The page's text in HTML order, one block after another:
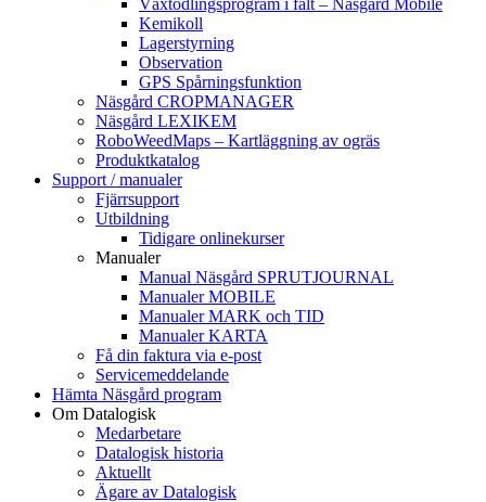
Växtodlingsprogram i fält – Näsgård Mobile
Kemikoll
Lagerstyrning
Observation
GPS Spårningsfunktion
Näsgård CROPMANAGER
Näsgård LEXIKEM
RoboWeedMaps – Kartläggning av ogräs
Produktkatalog
Support / manualer
Fjärrsupport
Utbildning
Tidigare onlinekurser
Manualer
Manual Näsgård SPRUTJOURNAL
Manualer MOBILE
Manualer MARK och TID
Manualer KARTA
Få din faktura via e-post
Servicemeddelande
Hämta Näsgård program
Om Datalogisk
Medarbetare
Datalogisk historia
Aktuellt
Ägare av Datalogisk